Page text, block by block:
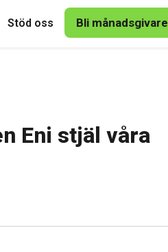
Stöd oss Bli månadsgivare
Eni stjäl våra